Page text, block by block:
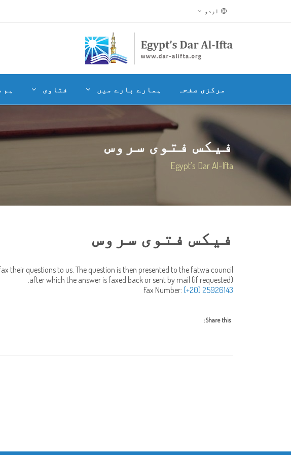
اردو
مرکزی صفحہ ہمارے بارے میں فتاوی ہم
فیکس فتوی سروس
Egypt's Dar Al-Ifta
فیکس فتوی سروس
their questions to us. The question is then presented to the fatwa council
after which the answer is faxed back or sent by mail (if requested).
Fax Number: (+20) 25926143
Share this: